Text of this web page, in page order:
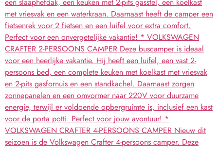
met vriesvak en een waterkraan. Daarnaast heeft de camper een
fietsenrek voor 2 fietsen en een luifel voor extra comfort.
Perfect voor een onvergetelijke vakantie! * VOLKSWAGEN
CRAFTER 2-PERSOONS CAMPER Deze buscamper is ideaal
voor een heerlijke vakantie. Hij heeft een luifel, een vast 2-
persoons bed, een complete keuken met koelkast met vriesvak
en 2-pits gasfornuis en een standkachel. Daarnaast zorgen
zonnepanelen en een omvormer naar 220V voor duurzame
energie, terwijl er voldoende opbergruimte is, inclusief een kast
voor de porta potti. Perfect voor jouw avontuur! *
VOLKSWAGEN CRAFTER 4-PERSOONS CAMPER Nieuw dit
seizoen is de Volkswagen Crafter 4-persoons camper. Deze